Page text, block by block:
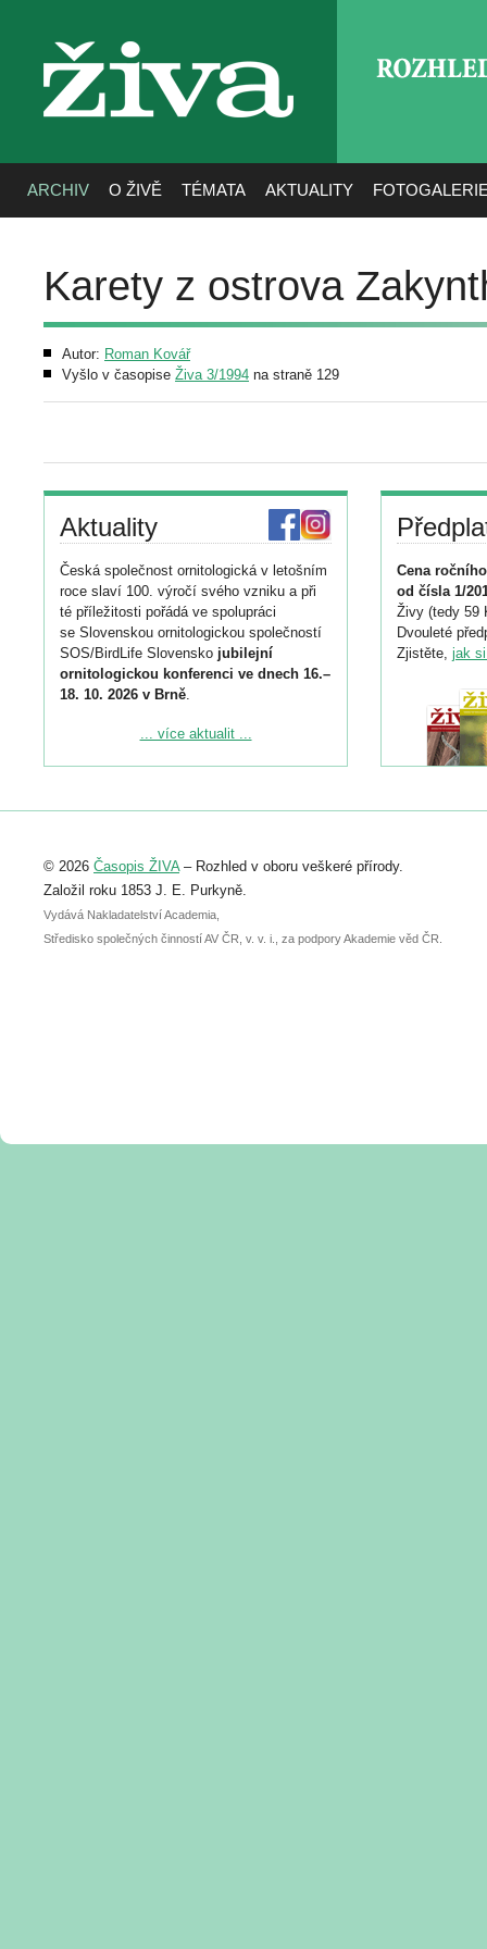
živa
ARCHIV O ŽIVĚ TÉMATA AKTUALITY
Karety z ostrova
Autor: Roman Kovář
Vyšlo v časopise Živa 3/1994 na straně 129
Aktuality
Česká společnost ornitologická v letošním
roce slaví 100. výročí svého vzniku a při
té příležitosti pořádá ve spolupráci
se Slovenskou ornitologickou společností
SOS/BirdLife Slovensko jubilejní
ornitologickou konferenci ve dnech 16.–
18. 10. 2026 v Brně.
Podrobnější informace ke konferenci
Registrovat se můžete do 6. září.
abstraktu přihlášené přednášky nebo
posteru je už 30. června.
... více aktualit ...
Cena
od čísla 1/
Živy (tedy 59
Dvouleté
Zjistěte, jak
© 2026 Časopis ŽIVA– Rozhled v oboru veškeré přírody.
Založil roku 1853 J. E. Purkyně.
Vydává Nakladatelství Academia,
Středisko společných činností AV ČR, v. v. i., za podpory Akademie věd ČR.